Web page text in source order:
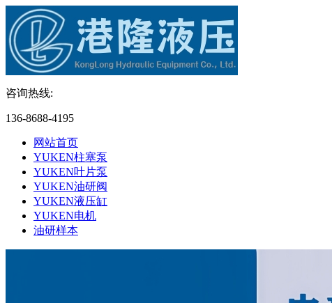
咨询热线:
136-8688-4195
网站首页
YUKEN柱塞泵
YUKEN叶片泵
YUKEN油研阀
YUKEN液压缸
YUKEN电机
油研样本